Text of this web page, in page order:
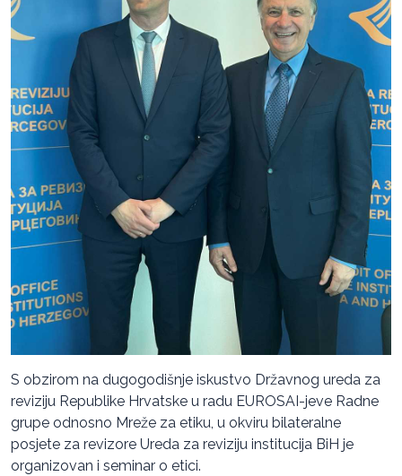
S obzirom na dugogodišnje iskustvo Državnog ureda za
reviziju Republike Hrvatske u radu EUROSAI-jeve Radne
grupe odnosno Mreže za etiku, u okviru bilateralne
posjete za revizore Ureda za reviziju institucija BiH je
organizovan i seminar o etici.